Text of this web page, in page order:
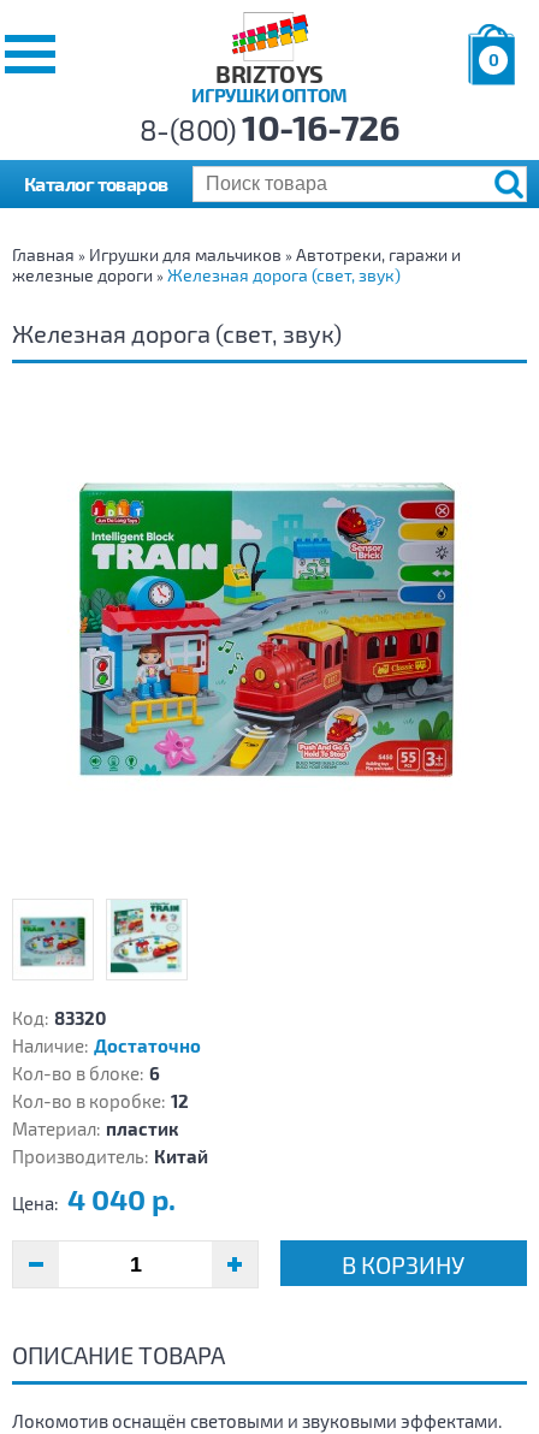
BRIZTOYS
ИГРУШКИ ОПТОМ
0
р.
8-(800)10-16-726
Каталог товаров
Главная » Игрушки для мальчиков » Автотреки, гаражи и
железные дороги » Железная дорога (свет, звук)
Железная дорога (свет, звук)
Код: 83320
Наличие: Достаточно
Кол-во в блоке: 6
Кол-во в коробке: 12
Материал: пластик
Производитель: Китай
Цена: 4 040 р.
В КОРЗИНУ
ОПИСАНИЕ ТОВАРА
Локомотив оснащён световыми и звуковыми эффектами.